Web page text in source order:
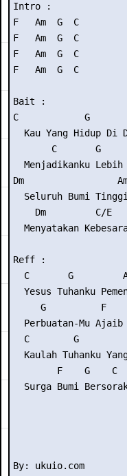
Intro :
F   Am  G  C
F   Am  G  C
F   Am  G  C
F   Am  G  C
Bait :
C            G
Kau Yang Hidup Di
C       G
Menjadikanku Lebih
Dm
Seluruh Bumi
Dm         C/E
Menyatakan
Reff :
C       G
Yesus Tuhanku
     G          F
Perbuatan-Mu Ajaib
C        G
Kaulah Tuhanku
        F    G    C
Surga Bumi